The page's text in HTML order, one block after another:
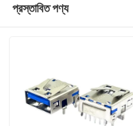
প্রস্তাবিত পণ্য